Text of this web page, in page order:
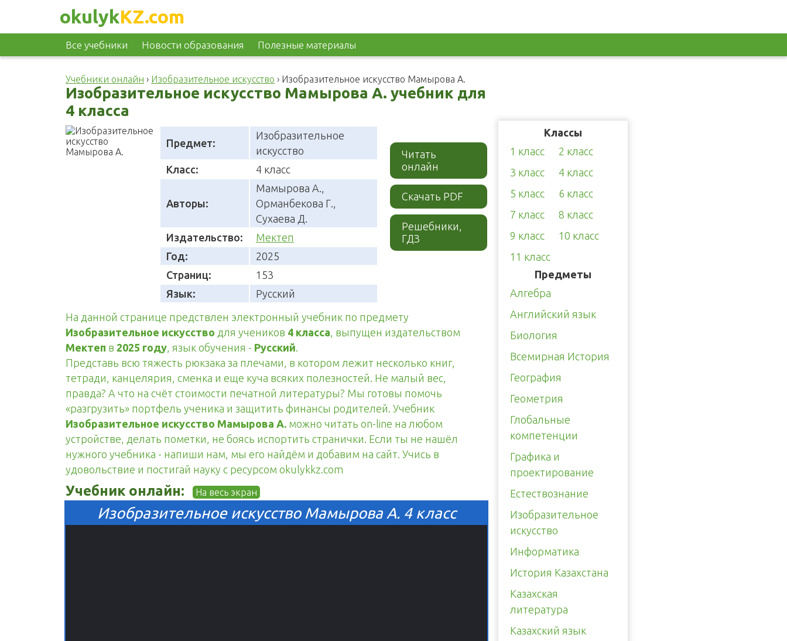
okulykKZ.com
Все учебники Новости образования Полезные материалы
Учебники онлайн › Изобразительное искусство › Изобразительное искусство Мамырова А.
Изобразительное искусство Мамырова А. учебник для
4 класса
Предмет:
Изобразительное
искусство
Класс:
4 класс
Авторы:
Мамырова А.,
Орманбекова Г.,
Сухаева Д.
Издательство:
Мектеп
Год:
2025
Страниц:
153
Язык:
Русский
Читать
онлайн
Скачать PDF
Решебники,
ГДЗ
На данной странице предствлен электронный учебник по предмету
Изобразительное искусство для учеников 4 класса, выпущен издательством
Мектеп в 2025 году, язык обучения - Русский.
Представь всю тяжесть рюкзака за плечами, в котором лежит несколько книг,
тетради, канцелярия, сменка и еще куча всяких полезностей. Не малый вес,
правда? А что на счёт стоимости печатной литературы? Мы готовы помочь
«разгрузить» портфель ученика и защитить финансы родителей. Учебник
Изобразительное искусство Мамырова А. можно читать on-line на любом
устройстве, делать пометки, не боясь испортить странички. Если ты не нашёл
нужного учебника - напиши нам, мы его найдём и добавим на сайт. Учись в
удовольствие и постигай науку с ресурсом okulykkz.com
Учебник онлайн: На весь экран
Изобразительное искусство Мамырова А. 4 класс
Классы
1 класс
2 класс
3 класс
4 класс
5 класс
6 класс
7 класс
8 класс
9 класс
10 класс
11 класс
Предметы
Алгебра
Английский язык
Биология
Всемирная История
География
Геометрия
Глобальные
компетенции
Графика и
проектирование
Естествознание
Изобразительное
искусство
Информатика
История Казахстана
Казахская
литература
Казахский язык